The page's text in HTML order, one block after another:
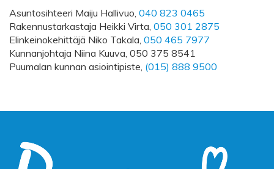
Asuntosihteeri Maiju Hallivuo, 040 823 0465
Rakennustarkastaja Heikki Virta, 050 301 2875
Elinkeinokehittäjä Niko Takala, 050 465 7977
Kunnanjohtaja Niina Kuuva, 050 375 8541
Puumalan kunnan asiointipiste, (015) 888 9500